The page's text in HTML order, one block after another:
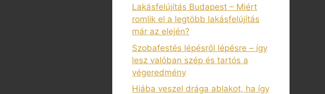
Lakásfelújítás Budapest – Miért
romlik el a legtöbb lakásfelújítás
már az elején?
Szobafestés lépésről lépésre – így
lesz valóban szép és tartós a
végeredmény
Hiába veszel drága ablakot, ha így